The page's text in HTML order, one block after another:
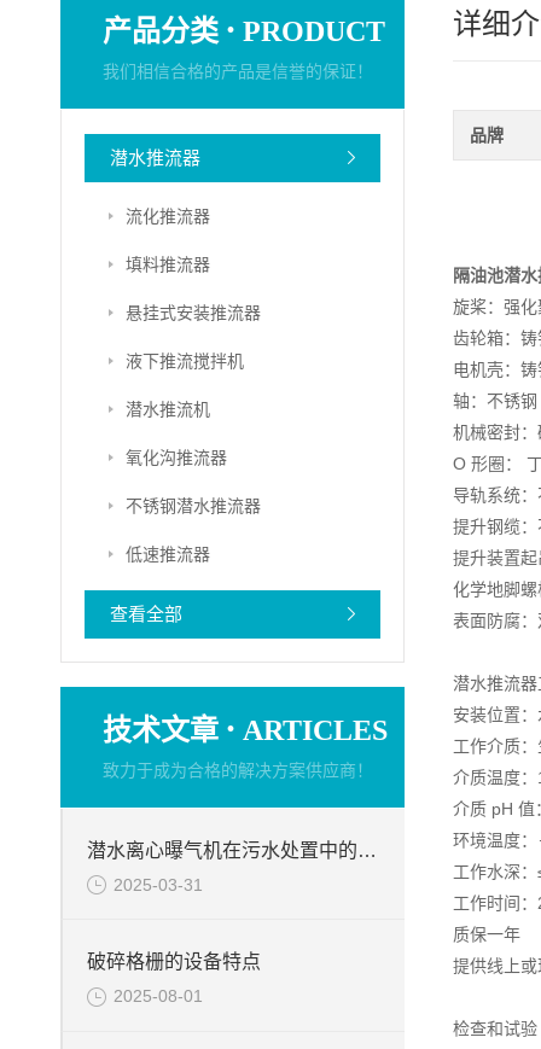
产品分类 · PRODUCT
我们相信合格的产品是信誉的保证！
潜水推流器
流化推流器
填料推流器
悬挂式安装推流器
液下推流搅拌机
潜水推流机
氧化沟推流器
不锈钢潜水推流器
低速推流器
查看全部
技术文章 · ARTICLES
致力于成为合格的解决方案供应商！
潜水离心曝气机在污水处置中的使用
2025-03-31
破碎格栅的设备特点
2025-08-01
详细
品牌
隔油池潜
旋桨：强
齿轮箱：
电机壳：
轴：不锈钢
机械密封
O 形圈：
导轨系统
提升钢缆
提升装置
化学地脚
表面防腐
潜水推流
安装位置
工作介质
介质温度
介质 pH 值
环境温度
工作水深
工作时间
质保一年
提供线上
检查和试验